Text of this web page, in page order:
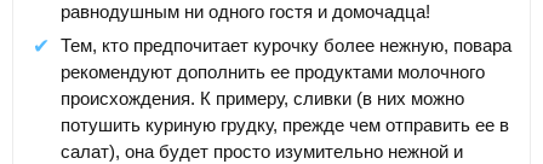
равнодушным ни одного гостя и домочадца!
Тем, кто предпочитает курочку более нежную, повара
рекомендуют дополнить ее продуктами молочного
происхождения. К примеру, сливки (в них можно
потушить куриную грудку, прежде чем отправить ее в
салат), она будет просто изумительно нежной и